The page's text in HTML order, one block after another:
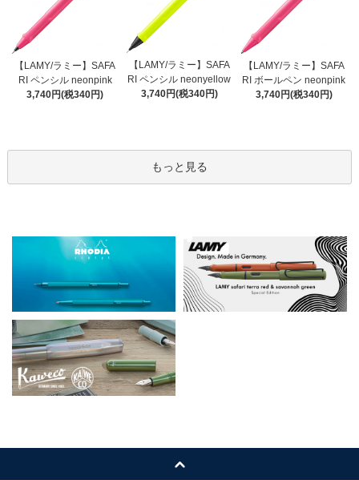
【LAMY/ラミー】SAFA
RI ペンシル neonpink
3,740円(税340円)
【LAMY/ラミー】SAFA
RI ペンシル neonyellow
3,740円(税340円)
【LAMY/ラミー】SAFA
RI ボールペン neonpink
3,740円(税340円)
もっと見る